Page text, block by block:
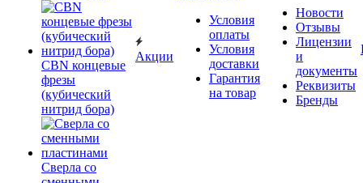
CBN концевые
фрезы
(кубический
нитрид бора)
Сверла со
Акции
Условия
оплаты
Условия
доставки
Гарантия
на товар
Новости
Отзывы
Лицензии
и
документы
Реквизиты
Бренды